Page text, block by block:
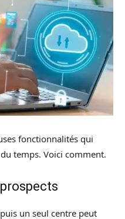
fonctionnalités qui
temps. Voici comment.
un seul centre peut